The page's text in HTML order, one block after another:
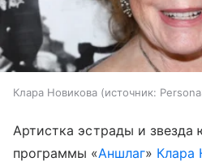
Клара Новикова источник:
Артистка эстрады и
программы «Аншлаг» Клара